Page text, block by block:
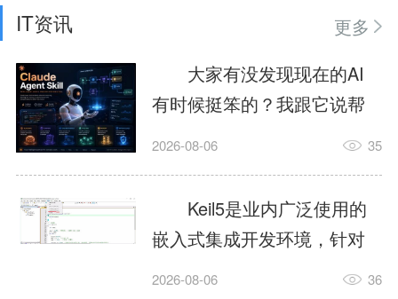
IT资讯
更多
大家有没发现现在的AI
有时候挺笨的？我跟它说帮
我订个明天早上的闹钟，它
这样？因为AI，就是个只会
耍嘴皮子的书呆子。它脑子
里有海量知识，但没有真正
激发出来实力。而
2026-08-06 35
Keil5是业内广泛使用的
嵌入式集成开发环境，针对
ARM、51内核单片机提供编
2026-08-06 36